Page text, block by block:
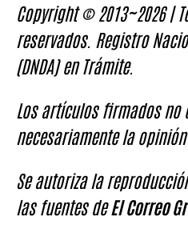
Copyright © 2013~2026 |
reservados. Registro
(DNDA) en Trámite.
Los artículos firmados no
necesariamente la
Se autoriza la
las fuentes deEl Correo